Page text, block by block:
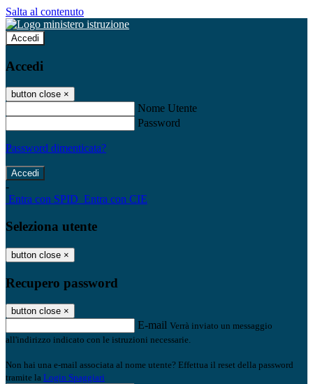
Salta al contenuto
Accedi
Accedi
button close ×
Nome Utente
Password
Password dimenticata?
-
Entra con SPID Entra con CIE
Seleziona utente
button close ×
Recupero password
button close ×
E-mail Verrà inviato un messaggio
all'indirizzo indicato con le istruzioni necessarie.
Non hai una e-mail associata al nome utente? Effettua il reset della password
tramite la Login Spaggiari